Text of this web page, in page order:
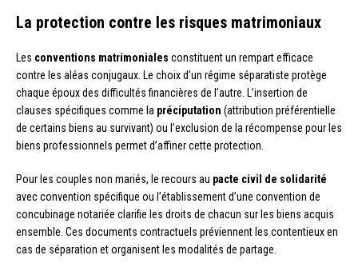
La protection contre les risques matrimoniaux
Les conventions matrimoniales constituent un rempart efficace
contre les aléas conjugaux. Le choix d’un régime séparatiste protège
chaque époux des difficultés financières de l’autre. L’insertion de
clauses spécifiques comme la préciputation (attribution préférentielle
de certains biens au survivant) ou l’exclusion de la récompense pour les
biens professionnels permet d’affiner cette protection.
Pour les couples non mariés, le recours au pacte civil de solidarité
avec convention spécifique ou l’établissement d’une convention de
concubinage notariée clarifie les droits de chacun sur les biens acquis
ensemble. Ces documents contractuels préviennent les contentieux en
cas de séparation et organisent les modalités de partage.